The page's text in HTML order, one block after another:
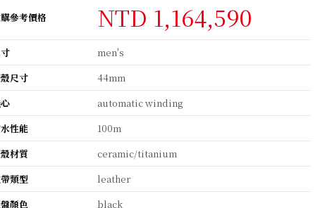
參考價格 NTD 1,164,590
men's
尺寸
44mm
automatic winding
性能
100m
材質
ceramic/titanium
類型
leather
顏色
black